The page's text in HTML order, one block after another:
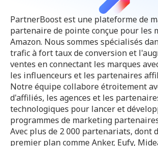
PartnerBoost est une plateforme de
partenaire de pointe conçue pour les
Amazon. Nous sommes spécialisés
trafic à fort taux de conversion et
ventes en connectant les marques
les influenceurs et les partenaires
Notre équipe collabore étroitement
d'affiliés, les agences et les
technologiques pour lancer et
programmes de marketing
Avec plus de 2 000 partenariats, dont
premier plan comme Anker, Eufy,